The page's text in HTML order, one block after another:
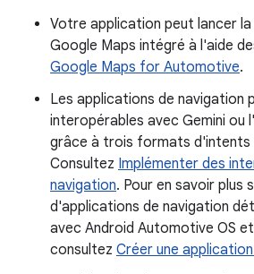
Votre application peut lancer
Google Maps intégré à l'aide
Google Maps for Automotive.
Les applications de navigation
interopérables avec Gemini ou
grâce à trois formats d'intents
Consultez Implémenter des
navigation. Pour en savoir plus
d'applications de navigation
avec Android Automotive OS
consultez Créer une